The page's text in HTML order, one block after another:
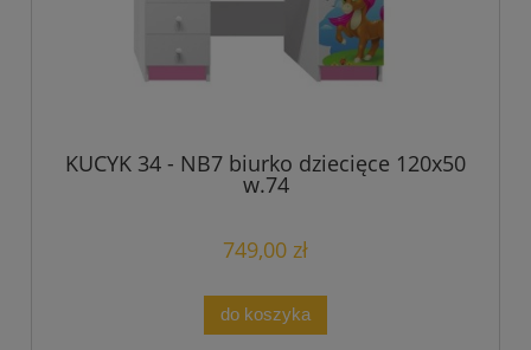
KUCYK 34 - NB7 biurko dziecięce 120x50
w.74
749,00 zł
do koszyka